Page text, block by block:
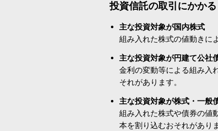
投資信託の取引にかか
主な投資対象が国内株式
組み入れた株式の値動きに
主な投資対象が円建て公社
金利の変動等による組み入
それがあります。
主な投資対象が株式・一般
組み入れた株式や債券の値
本を割り込むおそれがあり